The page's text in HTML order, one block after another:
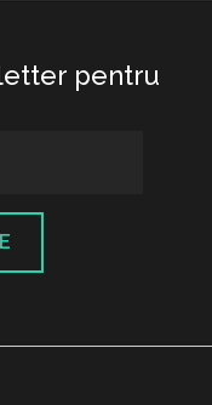
pentru